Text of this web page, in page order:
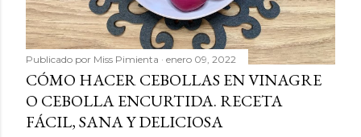
Publicado por Miss Pimienta enero 09, 2022
CÓMO HACER CEBOLLAS EN VINAGRE
O CEBOLLA ENCURTIDA. RECETA
FÁCIL, SANA Y DELICIOSA